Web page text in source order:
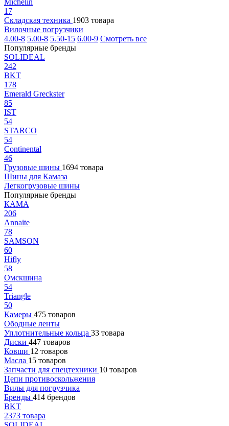
Michelin
17
Складская техника 1903 товара
Вилочные погрузчики
4.00-8 5.00-8 5.50-15 6.00-9 Смотреть все
Популярные бренды
SOLIDEAL
242
BKT
178
Emerald Greckster
85
IST
54
STARCO
54
Continental
46
Грузовые шины 1694 товара
Шины для Камаза
Легкогрузовые шины
Популярные бренды
КАМА
206
Annaite
78
SAMSON
60
Hifly
58
Омскшина
54
Triangle
50
Камеры 475 товаров
Ободные ленты
Уплотнительные кольца 33 товара
Диски 447 товаров
Ковши 12 товаров
Масла 15 товаров
Запчасти для спецтехники 10 товаров
Цепи противоскольжения
Вилы для погрузчика
Бренды 414 брендов
BKT
2373 товара